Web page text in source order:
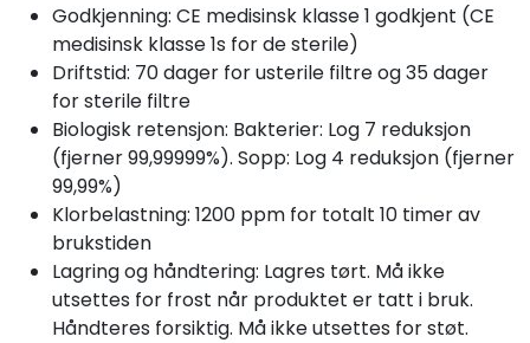
Godkjenning: CE medisinsk klasse 1 godkjent (CE
medisinsk klasse 1s for de sterile)
Driftstid: 70 dager for usterile filtre og 35 dager
for sterile filtre
Biologisk retensjon: Bakterier: Log 7 reduksjon
(fjerner 99,99999%). Sopp: Log 4 reduksjon (fjerner
99,99%)
Klorbelastning: 1200 ppm for totalt 10 timer av
brukstiden
Lagring og håndtering: Lagres tørt. Må ikke
utsettes for frost når produktet er tatt i bruk.
Håndteres forsiktig. Må ikke utsettes for støt.